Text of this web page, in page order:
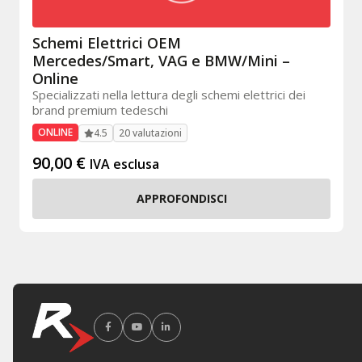
Schemi Elettrici OEM
Mercedes/Smart, VAG e BMW/Mini –
Online
Specializzati nella lettura degli schemi elettrici dei
brand premium tedeschi
ONLINE 4.5 20 valutazioni
90,00 € IVA esclusa
APPROFONDISCI